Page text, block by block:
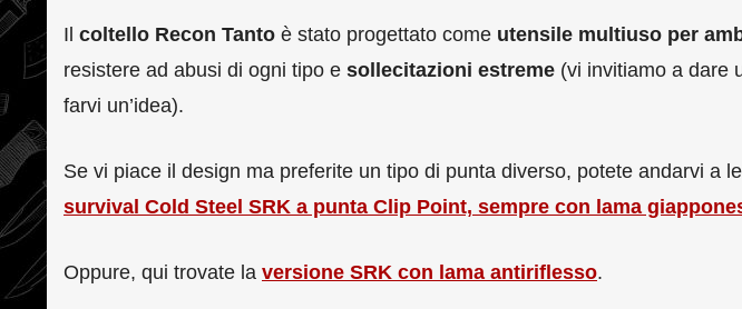
Il coltello Recon Tanto è stato progettato come utensile multiuso per
resistere ad abusi di ogni tipo e sollecitazioni estreme (vi invitiamo a dare
farvi un’idea).
Se vi piace il design ma preferite un tipo di punta diverso, potete andarvi a
survival Cold Steel SRK a punta Clip Point, sempre con lama
Oppure, qui trovate la versione SRK con lama antiriflesso.